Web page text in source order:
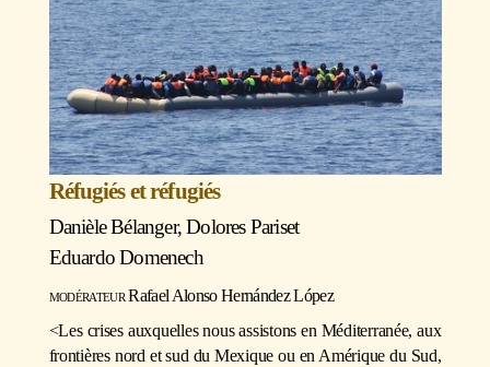
Réfugiés et réfugiés
Danièle Bélanger,Dolores Pariset
Eduardo Domenech
modérateurRafael Alonso Hernández López
<Les crises auxquelles nous assistons en Méditerranée, aux
frontières nord et sud du Mexique ou en Amérique du Sud,